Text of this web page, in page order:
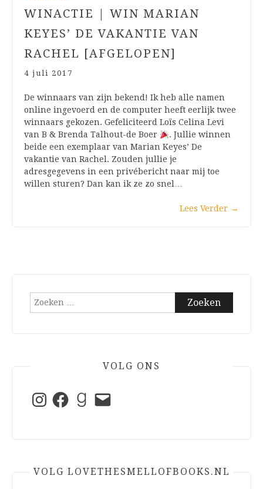
WINACTIE | WIN MARIAN
KEYES’ DE VAKANTIE VAN
RACHEL [AFGELOPEN]
4 juli 2017
De winnaars van zijn bekend! Ik heb alle namen
online ingevoerd en de computer heeft eerlijk twee
winnaars gekozen. Gefeliciteerd Loïs Celina Levi
van B & Brenda Talhout-de Boer
. Jullie winnen
beide een exemplaar van Marian Keyes’ De
vakantie van Rachel. Zouden jullie je
adresgegevens in een privébericht naar mij toe
willen sturen? Dan kan ik ze zo snel…
Lees Verder →
Zoeken
naar:
VOLG ONS
InstagramFacebookGoodreads
E-
mail
VOLG LOVETHESMELLOFBOOKS.NL